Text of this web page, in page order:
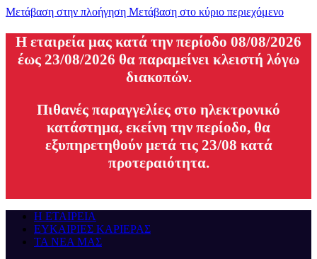
Μετάβαση στην πλοήγηση Μετάβαση στο κύριο περιεχόμενο
H εταιρεία μας κατά την περίοδο 08/08/2026
έως 23/08/2026 θα παραμείνει κλειστή λόγω
διακοπών.
Πιθανές παραγγελίες στο ηλεκτρονικό
κατάστημα, εκείνη την περίοδο, θα
εξυπηρετηθούν μετά τις 23/08 κατά
προτεραιότητα.
Η ΕΤΑΙΡΕΙΑ
ΕΥΚΑΙΡΙΕΣ ΚΑΡΙΕΡΑΣ
ΤΑ ΝΕΑ ΜΑΣ